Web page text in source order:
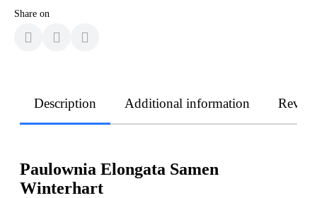
Share on
Description Additional information
Paulownia Elongata Samen
Winterhart